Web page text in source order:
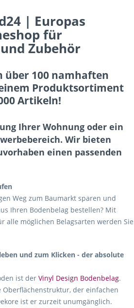
| Europas
für
Zubehör
über 100 namhaften
Produktsortiment
Artikeln!
Ihrer Wohnung oder ein
Wir bieten
einen passenden
Weg zum Baumarkt sparen und
Ihren Bodenbelag bestellen? Mit
alle möglichen Belagsarten werden Sie
und zum Klicken - der absolute
ist der Vinyl Design Bodenbelag.
der einfachen
ist er zurzeit unumgänglich.